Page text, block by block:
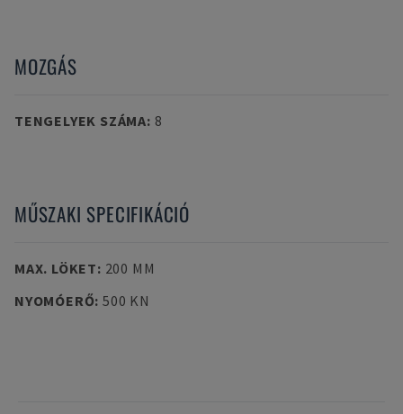
MOZGÁS
TENGELYEK SZÁMA: 8
MŰSZAKI SPECIFIKÁCIÓ
MAX. LÖKET: 200 MM
NYOMÓERŐ: 500 KN